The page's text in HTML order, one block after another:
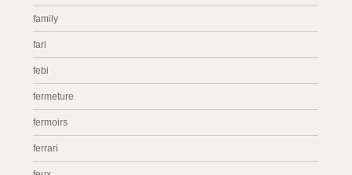
family
fari
febi
fermeture
fermoirs
ferrari